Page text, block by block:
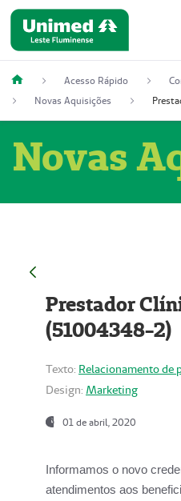
Acesso Rápido
Novas Aquisições
Novas
Prestador
(51004348-2)
Texto: Relacionamento de
Design: Marketing
01 de abril, 2020
Informamos o novo
atendimentos aos